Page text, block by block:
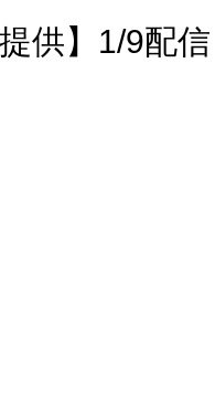
供】1/9配信